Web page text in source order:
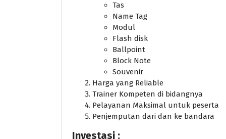
Tas
Name Tag
Modul
Flash disk
Ballpoint
Block Note
Souvenir
Harga yang Reliable
Trainer Kompeten di bidangnya
Pelayanan Maksimal untuk peserta
Penjemputan dari dan ke bandara
Investasi :